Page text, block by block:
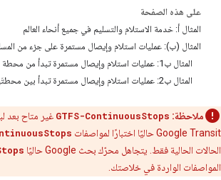
على هذه الصفحة
المثال أ: خدمة الاستلام والتسليم في جميع أنحاء العالم
المثال (ب): عمليات استلام وإيصال مستمرة على جزء من
المثال ب1: عمليات استلام وإيصال مستمرة تبدأ من محطة مجدوَلة
المثال ب2: عمليات استلام وإيصال مستمرة تبدأ بين محطتَين مجدوَلتَين
ملاحظة: GTFS-ContinuousStops غير متاح بعد
Google Transit حاليًا اختبارًا لمواصفات
الحالات الحالية فقط. يتجاهل محرّك بحث Google حاليًا
المواصفات الواردة في خلاصتك.